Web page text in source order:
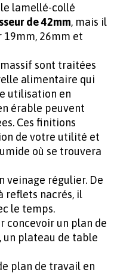
lamellé-collé
de 42mm, mais il
19mm, 26mm et
sont traitées
alimentaire qui
utilisation en
érable peuvent
Ces finitions
de votre utilité et
où se trouvera
veinage régulier. De
reflets nacrés, il
le temps.
concevoir un plan de
un plateau de table
plan de travail en